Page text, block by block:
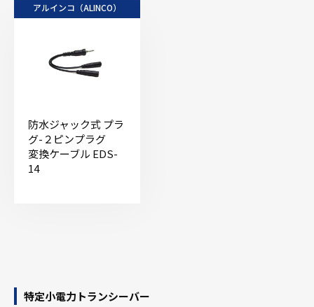
アルインコ（ALINCO）
防水ジャック式 プラ
グ-２ピンプラグ
変換ケーブル EDS-
14
特定小電力トランシーバー